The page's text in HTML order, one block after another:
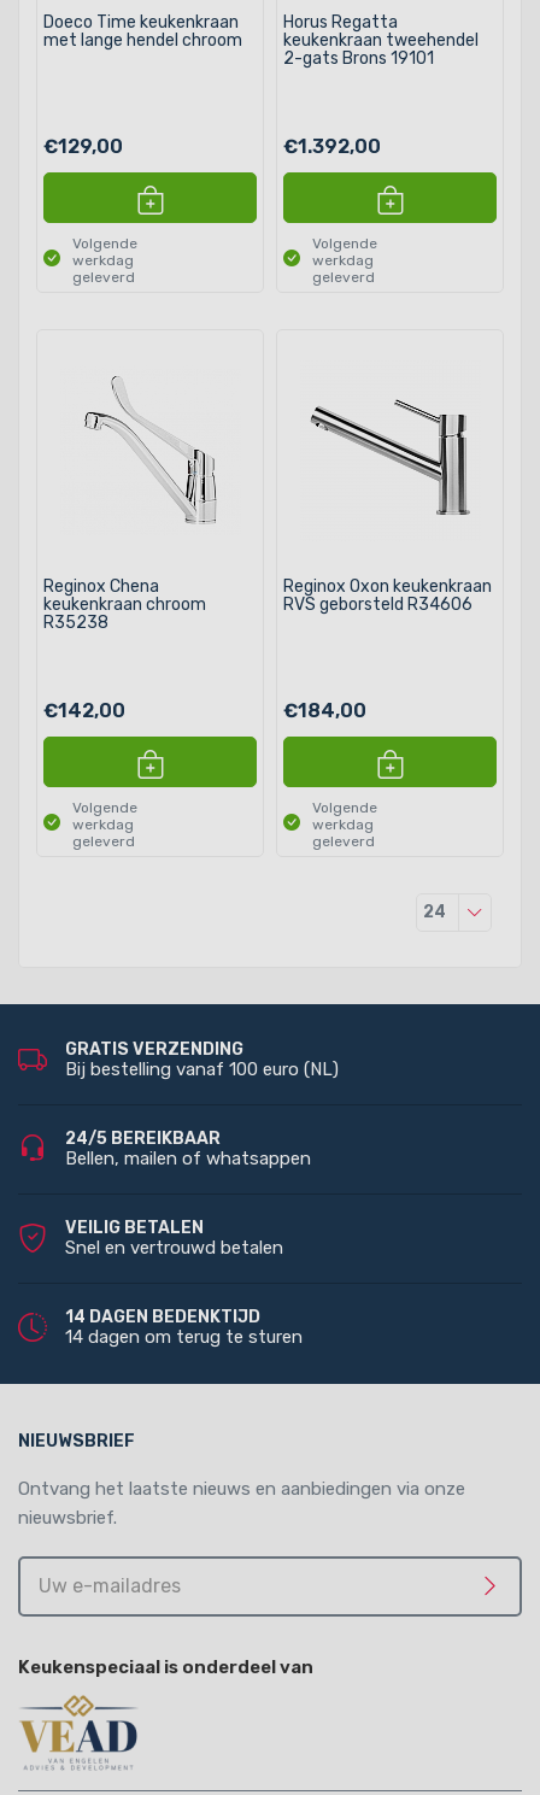
Doeco Time keukenkraan
met lange hendel chroom
€129,00
Volgende
werkdag
geleverd
Horus Regatta
keukenkraan tweehendel
2-gats Brons 19101
€1.392,00
Volgende
werkdag
geleverd
Reginox Chena
keukenkraan chroom
R35238
€142,00
Volgende
werkdag
geleverd
Reginox Oxon keukenkraan
RVS geborsteld R34606
€184,00
Volgende
werkdag
geleverd
24
GRATIS VERZENDING
Bij bestelling vanaf 100 euro (NL)
24/5 BEREIKBAAR
Bellen, mailen of whatsappen
VEILIG BETALEN
Snel en vertrouwd betalen
14 DAGEN BEDENKTIJD
14 dagen om terug te sturen
NIEUWSBRIEF
Ontvang het laatste nieuws en aanbiedingen via onze
nieuwsbrief.
Meld
Keukenspeciaal is onderdeel van